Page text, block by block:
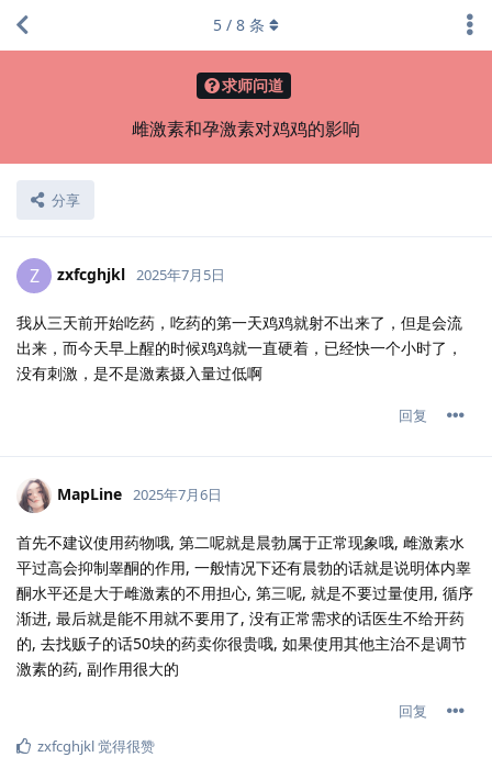
求师问道
雌激素和孕激素对鸡鸡的影响
分享
5 / 8 条
Z zxfcghjkl 2025年7月5日
我从三天前开始吃药，吃药的第一天鸡鸡就射不出来了，但是会流
出来，而今天早上醒的时候鸡鸡就一直硬着，已经快一个小时了，
没有刺激，是不是激素摄入量过低啊
回复
MapLine 2025年7月6日
首先不建议使用药物哦, 第二呢就是晨勃属于正常现象哦, 雌激素水
平过高会抑制睾酮的作用, 一般情况下还有晨勃的话就是说明体内睾
酮水平还是大于雌激素的不用担心, 第三呢, 就是不要过量使用, 循序
渐进, 最后就是能不用就不要用了, 没有正常需求的话医生不给开药
的, 去找贩子的话50块的药卖你很贵哦, 如果使用其他主治不是调节
激素的药, 副作用很大的
回复
zxfcghjkl觉得很赞